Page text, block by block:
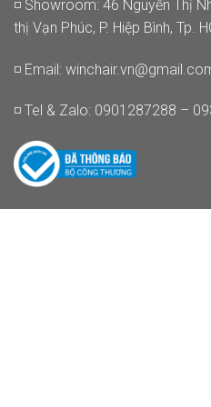
◽ Showroom: 46 Nguyễn Thị
thị Vạn Phúc, P. Hiệp Bình, Tp.
◽ Email:
◽ Tel & Zalo: 0901287288 –